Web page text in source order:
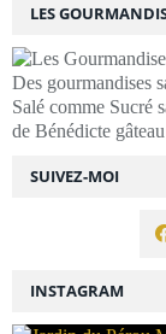
SUIVEZ-MOI
LES
Des gourmandises
Salé comme Sucré
de Bénédicte
INSTAGRAM